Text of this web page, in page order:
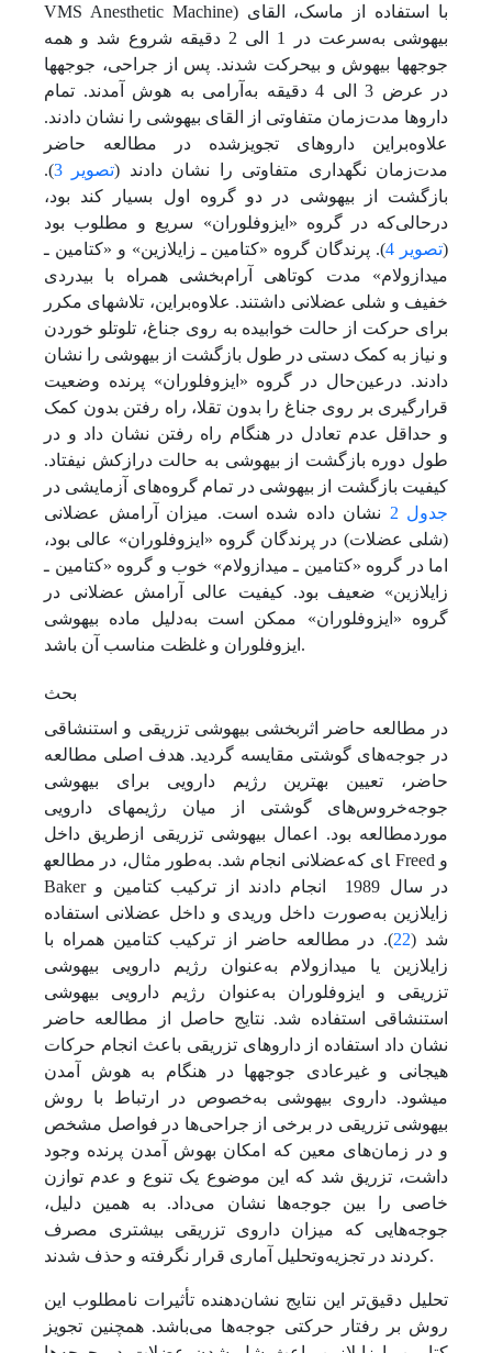
VMS Anesthetic Machine) با استفاده از ماسک، القای
بیهوشی به‌سرعت در 1 الی 2 دقیقه شروع شد و همه
جوجه‏ها بیهوش و بی‏حرکت شدند. پس از جراحی، جوجه‏ها
در عرض 3 الی 4 دقیقه به‌آرامی به هوش آمدند. تمام
داروها مدت‌زمان متفاوتی از القای بیهوشی را نشان دادند.
علاوه‌بر‌این داروهای تجویزشده در مطالعه حاضر
مدت‌زمان نگهداری متفاوتی را نشان دادند (تصویر 3
).
بازگشت از بیهوشی در دو گروه اول بسیار کند بود،
درحالی‌که در گروه «ایزوفلوران» سریع و مطلوب بود
(تصویر 4
). پرندگان گروه «کتامین ـ زایلازین» و «کتامین ـ
میدازولام» مدت کوتاهی آرام‌بخشی همراه با بی‏دردی
خفیف و شلی عضلانی داشتند. علاوه‌بر‌این، تلاش‏های مکرر
برای حرکت از حالت خوابیده به روی جناغ‌، تلوتلو خوردن
و نیاز به کمک دستی در طول بازگشت از بیهوشی را نشان
دادند. درعین‌حال در گروه «ایزوفلوران» پرنده وضعیت
قرارگیری بر روی جناغ را بدون تقلا، راه رفتن بدون کمک
و حداقل عدم تعادل در هنگام راه رفتن نشان داد و در
طول دوره بازگشت از بیهوشی به حالت درازکش نیفتاد.
کیفیت بازگشت از بیهوشی در تمام گروه‌های آزمایشی در
جدول 2
نشان داده‌ شده است. میزان آرامش عضلانی
(شلی عضلات) در پرندگان گروه «ایزوفلوران» عالی بود،
اما در گروه «کتامین ـ میدازولام» خوب و گروه «کتامین ـ
زایلازین» ضعیف بود. کیفیت عالی آرامش عضلانی در
گروه «ایزوفلوران» ممکن است به‌دلیل ماده بیهوشی
ایزوفلوران و غلظت مناسب آن باشد.
بحث
در مطالعه حاضر اثربخشی بیهوشی تزریقی و استنشاقی
در جوجه‌های گوشتی مقایسه گردید. هدف اصلی مطالعه
حاضر، تعیین بهترین رژیم دارویی برای بیهوشی
جوجه‌خروس‌های گوشتی از میان رژیم‏های دارویی
موردمطالعه بود. اعمال بیهوشی تزریقی از‌طریق داخل
عضلانی انجام شد. به‌طور مثال، در مطالعه‎ای که Freed و
Baker در سال 1989 انجام دادند از ترکیب کتامین و
زایلازین به‌صورت داخل وریدی و داخل عضلانی استفاده
شد (22). در مطالعه حاضر از ترکیب کتامین همراه با
زایلازین یا میدازولام به‌عنوان رژیم دارویی بیهوشی
تزریقی و ایزوفلوران به‌عنوان رژیم دارویی بیهوشی
استنشاقی استفاده شد. نتایج حاصل از مطالعه حاضر
نشان داد استفاده از داروهای تزریقی باعث انجام حرکات
هیجانی و غیرعادی جوجه‏ها در هنگام به هوش آمدن
می‏شود. داروی بیهوشی به‌خصوص در ارتباط با روش
بیهوشی تزریقی در برخی از جراحی‌ها در فواصل مشخص
و در زمان‌های معین که امکان بهوش آمدن پرنده وجود
داشت، تزریق شد که این موضوع یک تنوع و عدم توازن
خاصی را بین جوجه‌ها نشان می‌داد. به همین دلیل،
جوجه‌هایی که میزان داروی تزریقی بیشتری مصرف
کردند در تجزیه‌وتحلیل آماری قرار نگرفته و حذف شدند.
تحلیل دقیق‌تر این نتایج نشان‌دهنده تأثیرات نامطلوب این
روش بر رفتار حرکتی جوجه‌ها می‌باشد. همچنین تجویز